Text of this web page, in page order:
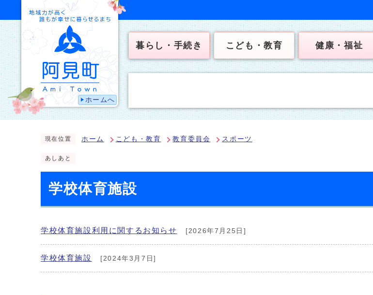
ホームへ
暮らし・手続き こども・教育 健康・福祉
現在位置 ホーム こども・教育 教育委員会 スポーツ
あしあと
学校体育施設
学校体育施設利用に関するお知らせ [2026年7月25日]
学校体育施設 [2024年3月7日]